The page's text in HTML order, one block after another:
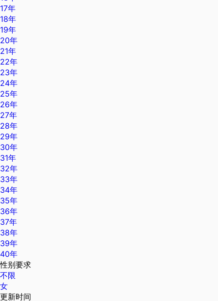
17年
18年
19年
20年
21年
22年
23年
24年
25年
26年
27年
28年
29年
30年
31年
32年
33年
34年
35年
36年
37年
38年
39年
40年
性别要求
不限
女
更新时间